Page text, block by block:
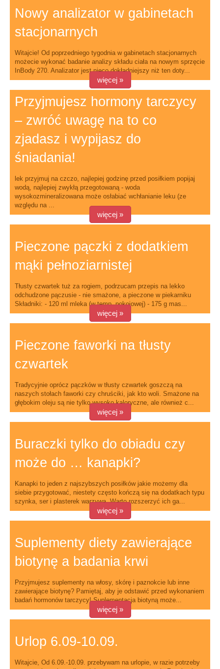
Nowy analizator w gabinetach
stacjonarnych
Witajcie! Od poprzedniego tygodnia w gabinetach stacjonarnych
możecie wykonać badanie analizy składu ciała na nowym sprzęcie
InBody 270. Analizator jest nieco dokładniejszy niż ten doty...
więcej »
Przyjmujesz hormony tarczycy
– zwróć uwagę na to co
zjadasz i wypijasz do
śniadania!
lek przyjmuj na czczo, najlepiej godzinę przed posiłkiem popijaj
wodą, najlepiej zwykłą przegotowaną - woda
wysokozmineralizowana może osłabiać wchłanianie leku (ze
względu na ...
więcej »
Pieczone pączki z dodatkiem
mąki pełnoziarnistej
Tłusty czwartek tuż za rogiem, podrzucam przepis na lekko
odchudzone pączusie - nie smażone, a pieczone w piekarniku
Składniki: - 120 ml mleka (w temp. pokojowej) - 175 g mas...
więcej »
Pieczone faworki na tłusty
czwartek
Tradycyjnie oprócz pączków w tłusty czwartek goszczą na
naszych stołach faworki czy chruściki, jak kto woli. Smażone na
głębokim oleju są nie tylko wysoko kaloryczne, ale również c...
więcej »
Buraczki tylko do obiadu czy
może do … kanapki?
Kanapki to jeden z najszybszych posiłków jakie możemy dla
siebie przygotować, niestety często kończą się na dodatkach typu
szynka, ser i plasterek warzywa. Warto rozszerzyć ich ga...
więcej »
Suplementy diety zawierające
biotynę a badania krwi
Przyjmujesz suplementy na włosy, skórę i paznokcie lub inne
zawierające biotynę? Pamiętaj, aby je odstawić przed wykonaniem
badań hormonów tarczycy! Suplementacja biotyną może...
więcej »
Urlop 6.09-10.09.
Witajcie, Od 6.09.-10.09. przebywam na urlopie, w razie potrzeby